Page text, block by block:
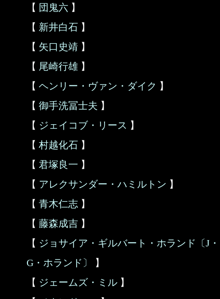
【 団鬼六 】
【 新井白石 】
【 矢口史靖 】
【 尾崎行雄 】
【 ヘンリー・ヴァン・ダイク 】
【 御手洗冨士夫 】
【 ジェイコブ・リース 】
【 村越化石 】
【 君塚良一 】
【 アレクサンダー・ハミルトン 】
【 青木仁志 】
【 藤森成吉 】
【 ジョサイア・ギルバート・ホランド〔J・
G・ホランド〕
】
【 ジェームズ・ミル 】